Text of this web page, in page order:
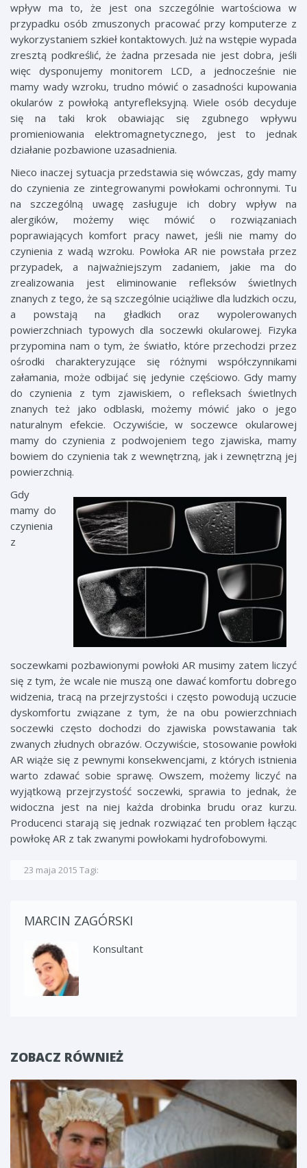
wpływ ma to, że jest ona szczególnie wartościowa w
przypadku osób zmuszonych pracować przy komputerze z
wykorzystaniem szkieł kontaktowych. Już na wstępie wypada
zresztą podkreślić, że żadna przesada nie jest dobra, jeśli
więc dysponujemy monitorem LCD, a jednocześnie nie
mamy wady wzroku, trudno mówić o zasadności kupowania
okularów z powłoką antyrefleksyjną. Wiele osób decyduje
się na taki krok obawiając się zgubnego wpływu
promieniowania elektromagnetycznego, jest to jednak
działanie pozbawione uzasadnienia.
Nieco inaczej sytuacja przedstawia się wówczas, gdy mamy
do czynienia ze zintegrowanymi powłokami ochronnymi. Tu
na szczególną uwagę zasługuje ich dobry wpływ na
alergików, możemy więc mówić o rozwiązaniach
poprawiających komfort pracy nawet, jeśli nie mamy do
czynienia z wadą wzroku. Powłoka AR nie powstała przez
przypadek, a najważniejszym zadaniem, jakie ma do
zrealizowania jest eliminowanie refleksów świetlnych
znanych z tego, że są szczególnie uciążliwe dla ludzkich oczu,
a powstają na gładkich oraz wypolerowanych
powierzchniach typowych dla soczewki okularowej. Fizyka
przypomina nam o tym, że światło, które przechodzi przez
ośrodki charakteryzujące się różnymi współczynnikami
załamania, może odbijać się jedynie częściowo. Gdy mamy
do czynienia z tym zjawiskiem, o refleksach świetlnych
znanych też jako odblaski, możemy mówić jako o jego
naturalnym efekcie. Oczywiście, w soczewce okularowej
mamy do czynienia z podwojeniem tego zjawiska, mamy
bowiem do czynienia tak z wewnętrzną, jak i zewnętrzną jej
powierzchnią.
Gdy
mamy do
czynienia
z
soczewkami pozbawionymi powłoki AR musimy zatem liczyć
się z tym, że wcale nie muszą one dawać komfortu dobrego
widzenia, tracą na przejrzystości i często powodują uczucie
dyskomfortu związane z tym, że na obu powierzchniach
soczewki często dochodzi do zjawiska powstawania tak
zwanych złudnych obrazów. Oczywiście, stosowanie powłoki
AR wiąże się z pewnymi konsekwencjami, z których istnienia
warto zdawać sobie sprawę. Owszem, możemy liczyć na
wyjątkową przejrzystość soczewki, sprawia to jednak, że
widoczna jest na niej każda drobinka brudu oraz kurzu.
Producenci starają się jednak rozwiązać ten problem łącząc
powłokę AR z tak zwanymi powłokami hydrofobowymi.
23 maja 2015 Tagi:
MARCIN ZAGÓRSKI
Konsultant
ZOBACZ RÓWNIEŻ